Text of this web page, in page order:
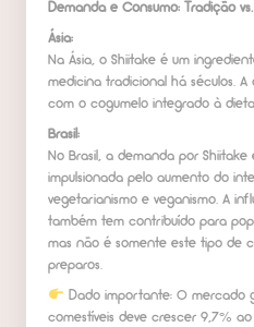
Demanda e Consumo: Tradição
Ásia:
Na Ásia, o Shiitake é um
medicina tradicional há séculos.
com o cogumelo integrado à
Brasil:
No Brasil, a demanda por
impulsionada pelo aumento do
vegetarianismo e veganismo. A
também tem contribuído para
mas não é somente este tipo de
preparos.
Dado importante: O mercado
comestíveis deve crescer 9,7%